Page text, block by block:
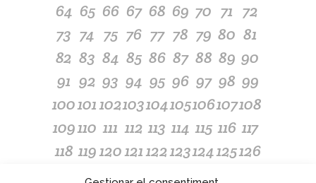
64 65 66 67 68 69 70 71 72
73 74 75 76 77 78 79 80 81
82 83 84 85 86 87 88 89 90
91 92 93 94 95 96 97 98 99
100101102103104105106107108
109110 111 112 113 114 115 116 117
118 119120121122123124125126
128 129 130 132 134